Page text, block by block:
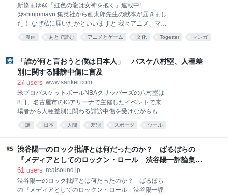
として使用できます。 また、オグリの尻尾にペンを置
くと、 ペンホルダーとしても使えます。 #C108
pic.x.com/NwQMjIqnlm 2026-08-07 20:01:12
新條まゆ@『虹色の龍は女神を抱く』連載中!
@shinjomayu 集英社から画太郎先生の献本が届きまし
た！ なぜ私に届いたかといいますと 我々アニメ、マン
ガ業界で、オマージュに対してピリピリした空気が漂
ってしまった残念な昨今、 めちゃくちゃ気を使ってく
ロディを許可していただきたいとのご連絡がありまし
た！ 私はもう、光栄で光栄で、もしも本になったら 棺
桶に入れてもらうアイテムにしたいと考えてました。
け ですが、そしたら後日ですね… とんでもないものが
届いたわけですよ！！！ ご覧くださいよ、３枚
目！！！！ こんな画太郎先生の絵を見たことあります
か？ 「綺麗な顔してるだろ。嘘みたいだろ。画太郎先
漫画 あとで読む アニメとゲーム 文化 Togetter マンガ
「誰が何と言おうと僕は日本人」 バスケ八村塁、人種差
別に関する誹謗中傷に言及
27 users www.sankei.com
米プロバスケットボールNBAクリッパーズの八村塁は
8日、名古屋市のIGアリーナで主催したイベントで来
場者から人種差別に関わる誹謗中傷を受けながらも、
日本代表として活動する理由の質問を受け「自分が日
本人であることをすごくプライドに思っている。誰が
村は西アフリカのベナン出身の父と日本人の母を持
つ。「日本で生まれ、日本で育って、日本語が一番の
言語」と強調。「日本は本当に素晴らしい国。ネガテ
僕は日本人と、胸を張って言える」と言葉に力を込め
謎 日本 人間 差別 スポーツ ツール
渋谷陽一のロック批評とは何だったのか？ ばるぼらの
『メディアとしてのロックン・ロール 渋谷陽一評論集』
評
61 users realsound.jp
渋谷陽一のロック批評とは何だったのか？ ばるぼら
の『メディアとしてのロックン・ロール 渋谷陽一評